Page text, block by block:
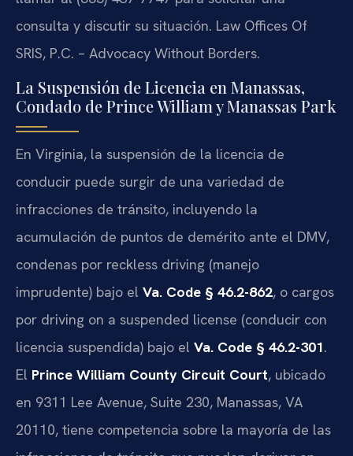
consulta y discutir su situación. Law Offices Of
SRIS, P.C. – Advocacy Without Borders.
La Suspensión de Licencia en Manassas,
Condado de Prince William y Manassas Park
En Virginia, la suspensión de la licencia de
conducir puede surgir de una variedad de
infracciones de tránsito, incluyendo la
acumulación de puntos de demérito ante el DMV,
condenas por reckless driving (manejo
imprudente) bajo el Va. Code § 46.2-862, o cargos
por driving on a suspended license (conducir con
licencia suspendida) bajo el Va. Code § 46.2-301.
El Prince William County Circuit Court, ubicado
en 9311 Lee Avenue, Suite 230, Manassas, VA
20110, tiene competencia sobre la mayoría de las